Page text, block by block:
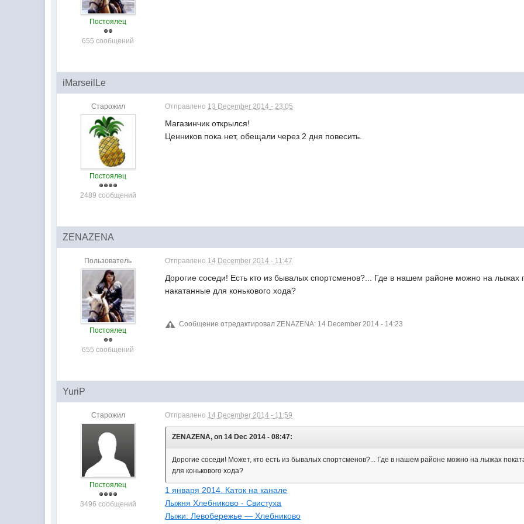
Постоялец
655 сообщений
iMarseilLe
Старожил
Постоялец
2489 сообщений
Отправлено 13 December 2014 - 23:05
Магазинчик открылся!
Ценников пока нет, обещали через 2 дня повесить.
ZENAZENA
Пользователь
Постоялец
655 сообщений
Отправлено 14 December 2014 - 11:47
Дорогие соседи! Есть кто из бывалых спортсменов?... Где в нашем районе можно на лыжах
накатанные для конькового хода?
Сообщение отредактировал ZENAZENA: 14 December 2014 - 14:23
YuriP
Старожил
Постоялец
3496 сообщений
Отправлено 14 December 2014 - 11:59
ZENAZENA, on 14 Dec 2014 - 08:47:
Дорогие соседи! Может, кто есть из бывалых спортсменов?... Где в нашем районе можно на лыжах
для конькового хода?
1 января 2014. Каток на канале
Лыжня Хлебниково - Свистуха
Лыжи: Левобережье — Хлебниково